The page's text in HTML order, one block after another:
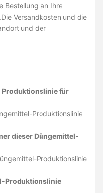
Bestellung an Ihre
Versandkosten und die
und der
Produktionslinie für
Produktionslinie
dieser Düngemittel-
Produktionslinie
Produktionslinie